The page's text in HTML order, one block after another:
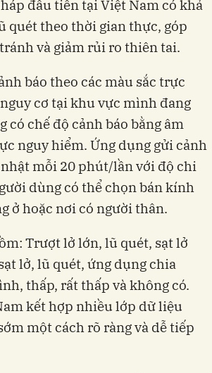
đầu tiên tại Việt Nam có khả
quét theo thời gian thực, góp
và giảm rủi ro thiên tai.
báo theo các màu sắc trực
cơ tại khu vực mình đang
có chế độ cảnh báo bằng âm
nguy hiểm. Ứng dụng gửi cảnh
mỗi 20 phút/lần với độ chi
dùng có thể chọn bán kính
ở hoặc nơi có người thân.
Trượt lở lớn, lũ quét, sạt lở
lở, lũ quét, ứng dụng chia
thấp, rất thấp và không có.
kết hợp nhiều lớp dữ liệu
một cách rõ ràng và dễ tiếp